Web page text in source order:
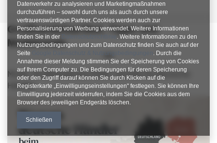
Großhandelsartikel, Tipps und
Modetrends
Mode-Großhandel aus Polen: Vorteile für deutsche
Händler
Datenverkehr zu analysieren und Marketingmaßnahmen
durchzuführen – sowohl durch uns als auch durch unsere
vertrauenswürdigen Partner. Cookies werden auch zur
Personalisierung von Werbung verwendet. Weitere Informationen
finden Sie in der
. Weitere Informationen zu den
Nutzungsbedingungen und zum Datenschutz finden Sie auch auf der
Seite
Google Datenschutz & Nutzungsbedingungen . Durch die
Annahme dieser Meldung stimmen Sie der Speicherung von Cookies
auf Ihrem Computer zu. Die Bedingungen für deren Speicherung
oder den Zugriff darauf können Sie durch Klicken auf die
Registerkarte „Einwilligungseinstellungen" festlegen. Sie können Ihre
Einwilligung jederzeit widerrufen, indem Sie die Cookies aus dem
Browser des jeweiligen Endgeräts löschen.
Schließen